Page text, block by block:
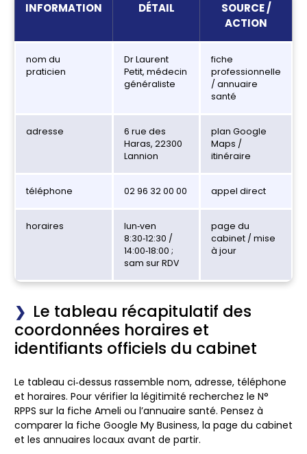
INFORMATION DÉTAIL
SOURCE /
ACTION
nom du
praticien
Dr Laurent
Petit, médecin
généraliste
fiche
professionnelle
/ annuaire
santé
adresse
6 rue des
Haras, 22300
Lannion
plan Google
Maps /
itinéraire
téléphone 02 96 32 00 00 appel direct
horaires
lun‑ven
8:30‑12:30 /
14:00‑18:00 ;
sam sur RDV
page du
cabinet / mise
à jour
Le tableau récapitulatif des
coordonnées horaires et
identifiants officiels du cabinet
Le tableau ci‑dessus rassemble nom, adresse, téléphone
et horaires. Pour vérifier la légitimité recherchez le N°
RPPS sur la fiche Ameli ou l’annuaire santé. Pensez à
comparer la fiche Google My Business, la page du cabinet
et les annuaires locaux avant de partir.